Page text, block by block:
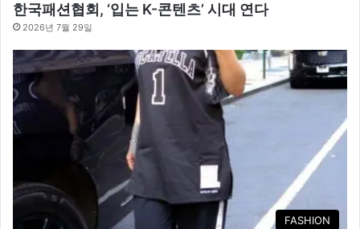
한국패션협회, ‘입는 K-콘텐츠’ 시대 연다
2026년 7월 29일
FASHION